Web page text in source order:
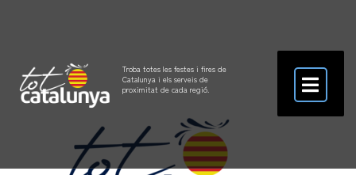
Troba totes les festes i fires de
Catalunya i els serveis de
proximitat de cada regió.